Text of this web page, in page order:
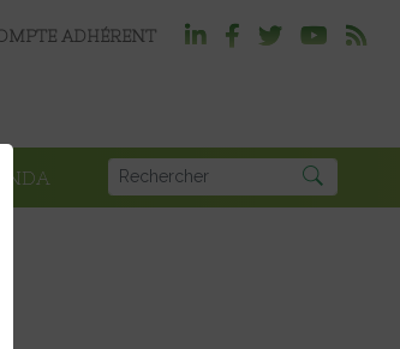
ADHÉRENT